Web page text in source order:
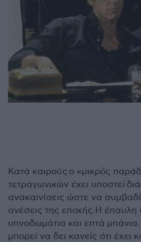
Κατά καιρούς ο «μικρός
τετραγωνικών έχει υποστεί
ανακαινίσεις ώστε να
ανέσεις της εποχής.Η έπαυλη
υπνοδωμάτια και επτά
μπορεί να δει κανείς ότι